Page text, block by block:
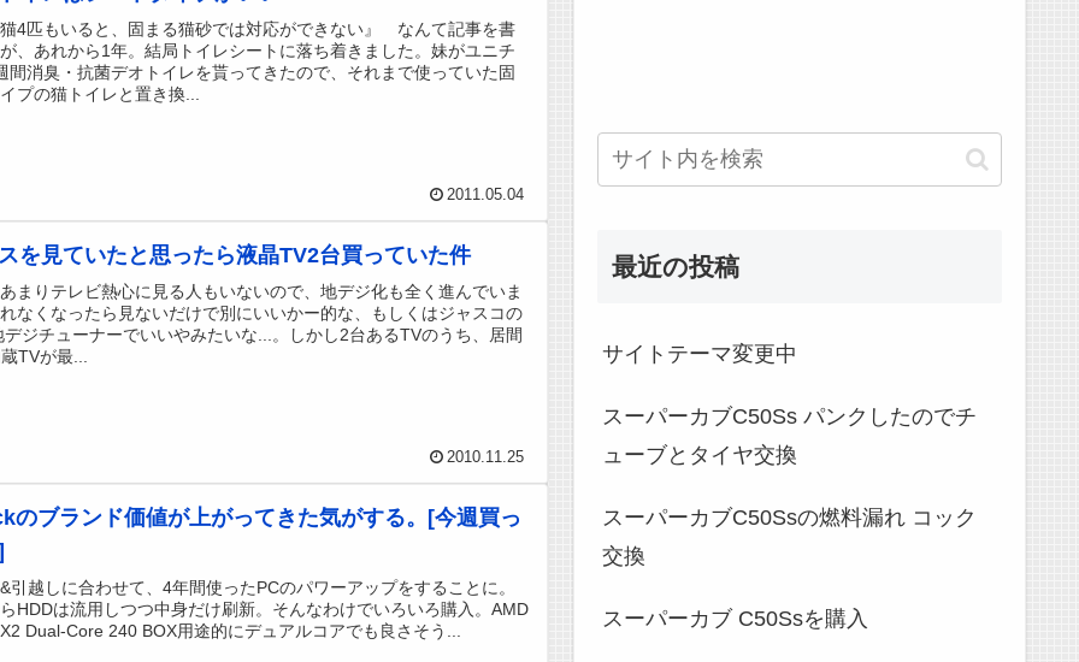
4匹もいると、固まる猫砂では対応ができない』 なんて記事を書
、あれから1年。結局トイレシートに落ち着きました。妹がユニチ
間消臭・抗菌デオトイレを貰ってきたので、それまで使っていた固
プの猫トイレと置き換...
2011.05.04
を見ていたと思ったら液晶TV2台買っていた件
まりテレビ熱心に見る人もいないので、地デジ化も全く進んでいま
なくなったら見ないだけで別にいいかー的な、もしくはジャスコの
ジチューナーでいいやみたいな...。しかし2台あるTVのうち、居間
TVが最...
2010.11.25
のブランド価値が上がってきた気がする。[今週買っ
引越しに合わせて、4年間使ったPCのパワーアップをすることに。
HDDは流用しつつ中身だけ刷新。そんなわけでいろいろ購入。AMD
Dual-Core 240 BOX用途的にデュアルコアでも良さそう...
最近の投稿
サイトテーマ変更中
スーパーカブC50Ss パンクしたのでチ
ューブとタイヤ交換
スーパーカブC50Ssの燃料漏れ コック
交換
スーパーカブ C50Ssを購入